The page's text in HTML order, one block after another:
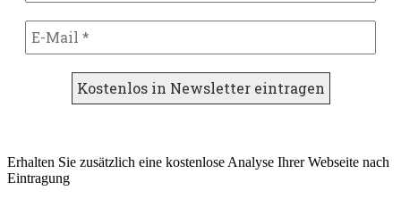
Erhalten Sie zusätzlich eine kostenlose Analyse Ihrer Webseite nach
Eintragung